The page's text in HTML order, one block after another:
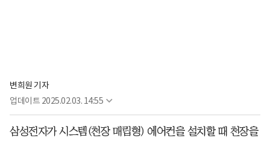
변희원 기자
업데이트 2025.02.03. 14:55
삼성전자가 시스템(천장 매립형) 에어컨을 설치할 때 천장을